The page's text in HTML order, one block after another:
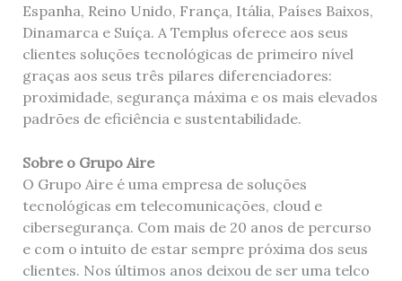
Espanha, Reino Unido, França, Itália, Países Baixos,
Dinamarca e Suíça. A Templus oferece aos seus
clientes soluções tecnológicas de primeiro nível
graças aos seus três pilares diferenciadores:
proximidade, segurança máxima e os mais elevados
padrões de eficiência e sustentabilidade.
Sobre o Grupo Aire
O Grupo Aire é uma empresa de soluções
tecnológicas em telecomunicações, cloud e
cibersegurança. Com mais de 20 anos de percurso
e com o intuito de estar sempre próxima dos seus
clientes. Nos últimos anos deixou de ser uma telco